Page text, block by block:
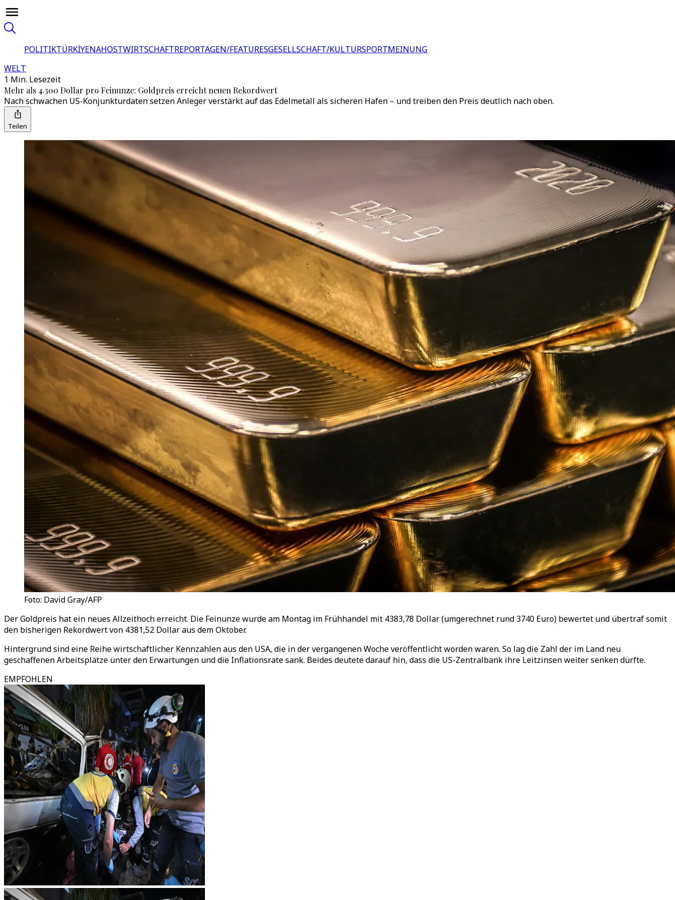
POLITIKTÜRKİYENAHOSTWIRTSCHAFTREPORTAGEN/FEATURESGESELLSCHAFT/KULTURSPORTMEINUNG
WELT
1 Min. Lesezeit
Mehr als 4.300 Dollar pro Feinunze: Goldpreis erreicht neuen Rekordwert
Nach schwachen US-Konjunkturdaten setzen Anleger verstärkt auf das Edelmetall als sicheren Hafen – und treiben den Preis deutlich nach oben.
Teilen
Foto: David Gray/AFP
Der Goldpreis hat ein neues Allzeithoch erreicht. Die Feinunze wurde am Montag im Frühhandel mit 4383,78 Dollar (umgerechnet rund 3740 Euro) bewertet und übertraf somit
den bisherigen Rekordwert von 4381,52 Dollar aus dem Oktober.
Hintergrund sind eine Reihe wirtschaftlicher Kennzahlen aus den USA, die in der vergangenen Woche veröffentlicht worden waren. So lag die Zahl der im Land neu
geschaffenen Arbeitsplätze unter den Erwartungen und die Inflationsrate sank. Beides deutete darauf hin, dass die US-Zentralbank ihre Leitzinsen weiter senken dürfte.
EMPFOHLEN